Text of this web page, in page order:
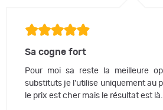
Sa cogne fort
Pour moi sa reste la meilleure
substituts je l'utilise uniquement au
le prix est cher mais le résultat est là.